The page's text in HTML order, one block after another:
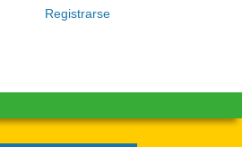
Registrarse